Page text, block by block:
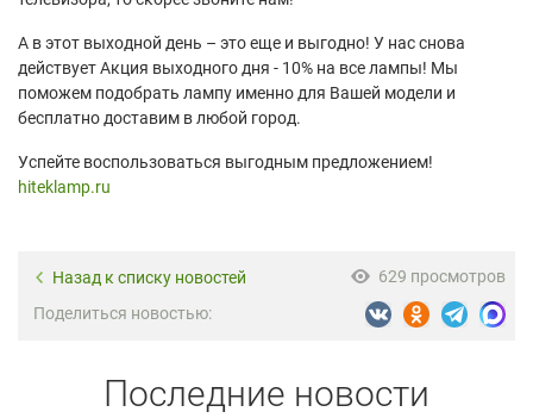
А в этот выходной день – это еще и выгодно! У нас снова
действует Акция выходного дня - 10% на все лампы! Мы
поможем подобрать лампу именно для Вашей модели и
бесплатно доставим в любой город.
Успейте воспользоваться выгодным предложением!
hiteklamp.ru
Назад к списку новостей
629 просмотров
Поделиться новостью:
Последние новости